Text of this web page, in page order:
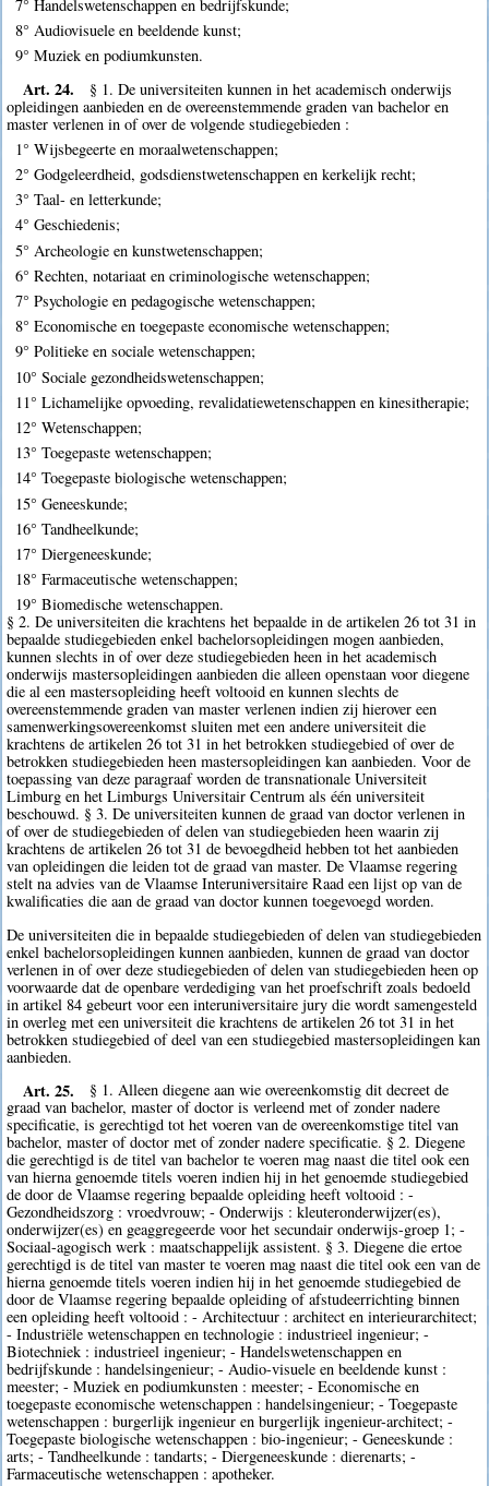
7° Handelswetenschappen en bedrijfskunde;
8° Audiovisuele en beeldende kunst;
9° Muziek en podiumkunsten.
Art. 24.
§ 1. De universiteiten kunnen in het academisch onderwijs
opleidingen aanbieden en de overeenstemmende graden van bachelor en
master verlenen in of over de volgende studiegebieden :
1° Wijsbegeerte en moraalwetenschappen;
2° Godgeleerdheid, godsdienstwetenschappen en kerkelijk recht;
3° Taal- en letterkunde;
4° Geschiedenis;
5° Archeologie en kunstwetenschappen;
6° Rechten, notariaat en criminologische wetenschappen;
7° Psychologie en pedagogische wetenschappen;
8° Economische en toegepaste economische wetenschappen;
9° Politieke en sociale wetenschappen;
10° Sociale gezondheidswetenschappen;
11° Lichamelijke opvoeding, revalidatiewetenschappen en kinesitherapie;
12° Wetenschappen;
13° Toegepaste wetenschappen;
14° Toegepaste biologische wetenschappen;
15° Geneeskunde;
16° Tandheelkunde;
17° Diergeneeskunde;
18° Farmaceutische wetenschappen;
19° Biomedische wetenschappen.
§ 2. De universiteiten die krachtens het bepaalde in de artikelen 26 tot 31 in
bepaalde studiegebieden enkel bachelorsopleidingen mogen aanbieden,
kunnen slechts in of over deze studiegebieden heen in het academisch
onderwijs mastersopleidingen aanbieden die alleen openstaan voor diegene
die al een mastersopleiding heeft voltooid en kunnen slechts de
overeenstemmende graden van master verlenen indien zij hierover een
samenwerkingsovereenkomst sluiten met een andere universiteit die
krachtens de artikelen 26 tot 31 in het betrokken studiegebied of over de
betrokken studiegebieden heen mastersopleidingen kan aanbieden. Voor de
toepassing van deze paragraaf worden de transnationale Universiteit
Limburg en het Limburgs Universitair Centrum als één universiteit
beschouwd. § 3. De universiteiten kunnen de graad van doctor verlenen in
of over de studiegebieden of delen van studiegebieden heen waarin zij
krachtens de artikelen 26 tot 31 de bevoegdheid hebben tot het aanbieden
van opleidingen die leiden tot de graad van master. De Vlaamse regering
stelt na advies van de Vlaamse Interuniversitaire Raad een lijst op van de
kwalificaties die aan de graad van doctor kunnen toegevoegd worden.
De universiteiten die in bepaalde studiegebieden of delen van studiegebieden
enkel bachelorsopleidingen kunnen aanbieden, kunnen de graad van doctor
verlenen in of over deze studiegebieden of delen van studiegebieden heen op
voorwaarde dat de openbare verdediging van het proefschrift zoals bedoeld
in artikel 84 gebeurt voor een interuniversitaire jury die wordt samengesteld
in overleg met een universiteit die krachtens de artikelen 26 tot 31 in het
betrokken studiegebied of deel van een studiegebied mastersopleidingen kan
aanbieden.
Art. 25.
§ 1. Alleen diegene aan wie overeenkomstig dit decreet de
graad van bachelor, master of doctor is verleend met of zonder nadere
specificatie, is gerechtigd tot het voeren van de overeenkomstige titel van
bachelor, master of doctor met of zonder nadere specificatie. § 2. Diegene
die gerechtigd is de titel van bachelor te voeren mag naast die titel ook een
van hierna genoemde titels voeren indien hij in het genoemde studiegebied
de door de Vlaamse regering bepaalde opleiding heeft voltooid : -
Gezondheidszorg : vroedvrouw; - Onderwijs : kleuteronderwijzer(es),
onderwijzer(es) en geaggregeerde voor het secundair onderwijs-groep 1; -
Sociaal-agogisch werk : maatschappelijk assistent. § 3. Diegene die ertoe
gerechtigd is de titel van master te voeren mag naast die titel ook een van de
hierna genoemde titels voeren indien hij in het genoemde studiegebied de
door de Vlaamse regering bepaalde opleiding of afstudeerrichting binnen
een opleiding heeft voltooid : - Architectuur : architect en interieurarchitect;
- Industriële wetenschappen en technologie : industrieel ingenieur; -
Biotechniek : industrieel ingenieur; - Handelswetenschappen en
bedrijfskunde : handelsingenieur; - Audio-visuele en beeldende kunst :
meester; - Muziek en podiumkunsten : meester; - Economische en
toegepaste economische wetenschappen : handelsingenieur; - Toegepaste
wetenschappen : burgerlijk ingenieur en burgerlijk ingenieur-architect; -
Toegepaste biologische wetenschappen : bio-ingenieur; - Geneeskunde :
arts; - Tandheelkunde : tandarts; - Diergeneeskunde : dierenarts; -
Farmaceutische wetenschappen : apotheker.